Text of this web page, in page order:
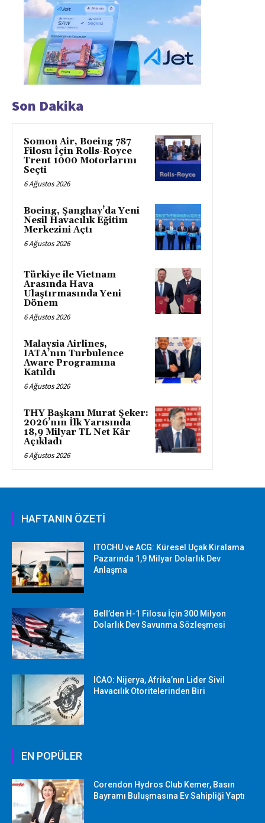
Son Dakika
Somon Air, Boeing 787
Filosu İçin Rolls-Royce
Trent 1000 Motorlarını
Seçti
6 Ağustos 2026
Boeing, Şanghay’da Yeni
Nesil Havacılık Eğitim
Merkezini Açtı
6 Ağustos 2026
Türkiye ile Vietnam
Arasında Hava
Ulaştırmasında Yeni
Dönem
6 Ağustos 2026
Malaysia Airlines,
IATA’nın Turbulence
Aware Programına
Katıldı
6 Ağustos 2026
THY Başkanı Murat Şeker:
2026’nın İlk Yarısında
18,9 Milyar TL Net Kâr
Açıkladı
6 Ağustos 2026
HAFTANIN ÖZETİ
ITOCHU ve ACG: Küresel Uçak Kiralama
Pazarında 1,9 Milyar Dolarlık Dev
Anlaşma
Bell’den H-1 Filosu İçin 300 Milyon
Dolarlık Dev Savunma Sözleşmesi
ICAO: Nijerya, Afrika’nın Lider Sivil
Havacılık Otoritelerinden Biri
EN POPÜLER
Corendon Hydros Club Kemer, Basın
Bayramı Buluşmasına Ev Sahipliği Yaptı